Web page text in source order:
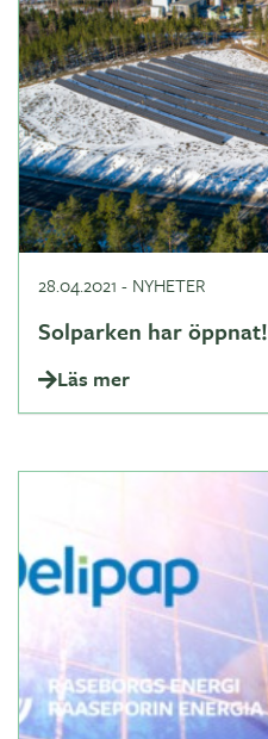
28.04.2021 - NYHETER
Solparken har öppnat!
Läs mer